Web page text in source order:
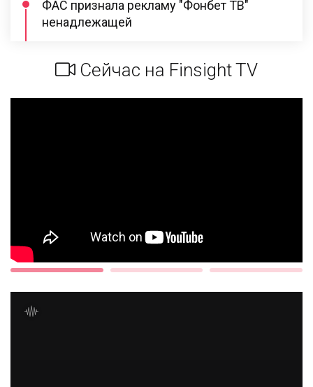
ФАС признала рекламу "Фонбет ТВ"
ненадлежащей
Сейчас на Finsight TV